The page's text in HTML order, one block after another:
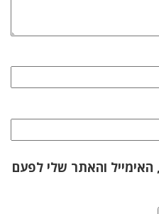
והאתר שלי לפעם